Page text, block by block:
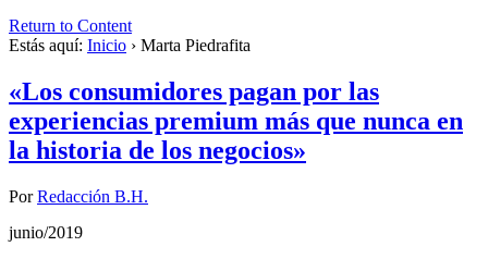
Return to Content
Estás aquí: Inicio › Marta Piedrafita
«Los consumidores pagan por las
experiencias premium más que nunca en
la historia de los negocios»
PorRedacción B.H.
junio/2019